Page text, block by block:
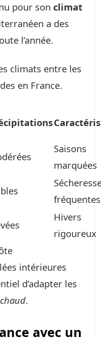
pour son climat
a des
l’année.
climats entre les
en France.
Saisons
marquées
fréquentes
Hivers
rigoureux
intérieures
d’adapter les
.
avec un